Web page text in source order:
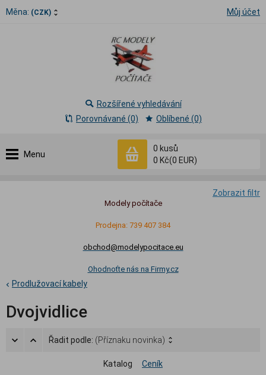
Měna: (CZK) Můj účet
Menu
0 kusů
0 Kč(0 EUR)
Rozšířené vyhledávání
Porovnávané (0)
Oblíbené (0)
Zobrazit filtr
Modely počítače
Prodejna: 739 407 384
obchod@modelypocitace.eu
Ohodnoťte nás na Firmy.cz
Prodlužovací kabely
Dvojvidlice
Řadit podle: (Příznaku novinka)
Katalog Ceník